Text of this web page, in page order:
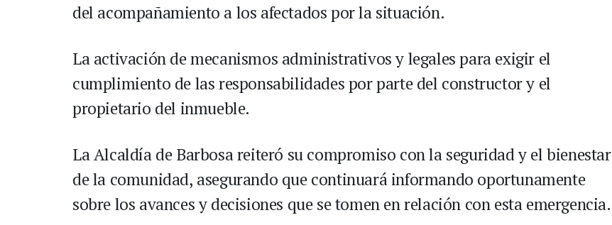
del acompañamiento a los afectados por la situación.
La activación de mecanismos administrativos y legales para exigir el
cumplimiento de las responsabilidades por parte del constructor y el
propietario del inmueble.
La Alcaldía de Barbosa reiteró su compromiso con la seguridad y el bienestar
de la comunidad, asegurando que continuará informando oportunamente
sobre los avances y decisiones que se tomen en relación con esta emergencia.